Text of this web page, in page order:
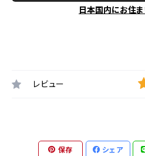
日本国内にお住
レビュー
保存 シェア